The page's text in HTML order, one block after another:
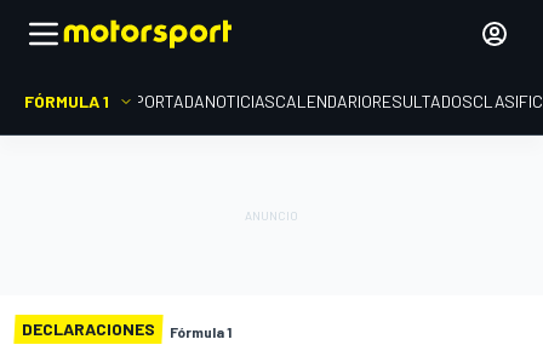
FÓRMULA 1 PORTADANOTICIASCALENDARIORESULTADOS
DECLARACIONES Fórmula 1